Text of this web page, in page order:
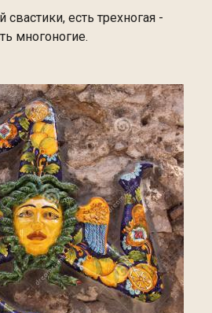
есть трехногая -
многоногие.